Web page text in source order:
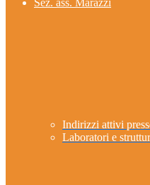
Sez. ass. Marazzi
Indirizzi attivi
Laboratori e